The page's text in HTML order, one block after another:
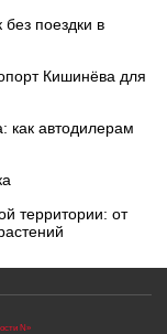
поездки в
Кишинёва для
как автодилерам
территории: от
N»